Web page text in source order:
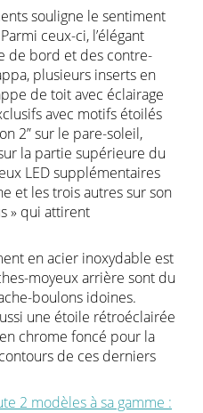
souligne le sentiment
ceux-ci, l’élégant
de bord et des contre-
plusieurs inserts en
de toit avec éclairage
avec motifs étoilés
2” sur le pare-soleil,
la partie supérieure du
LED supplémentaires
et les trois autres sur son
» qui attirent
en acier inoxydable est
moyeux arrière sont du
boulons idoines.
une étoile rétroéclairée
chrome foncé pour la
de ces derniers
2 modèles à sa gamme :